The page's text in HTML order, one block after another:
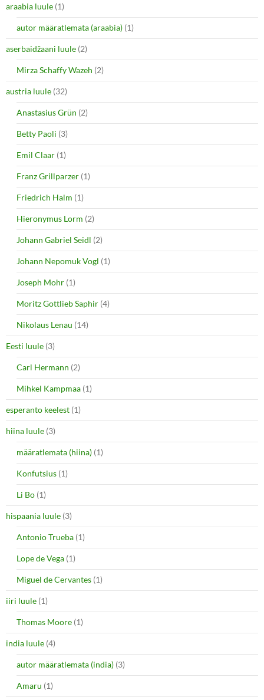
araabia luule (1)
autor määratlemata (araabia) (1)
aserbaidžaani luule (2)
Mirza Schaffy Wazeh (2)
austria luule (32)
Anastasius Grün (2)
Betty Paoli (3)
Emil Claar (1)
Franz Grillparzer (1)
Friedrich Halm (1)
Hieronymus Lorm (2)
Johann Gabriel Seidl (2)
Johann Nepomuk Vogl (1)
Joseph Mohr (1)
Moritz Gottlieb Saphir (4)
Nikolaus Lenau (14)
Eesti luule (3)
Carl Hermann (2)
Mihkel Kampmaa (1)
esperanto keelest (1)
hiina luule (3)
määratlemata (hiina) (1)
Konfutsius (1)
Li Bo (1)
hispaania luule (3)
Antonio Trueba (1)
Lope de Vega (1)
Miguel de Cervantes (1)
iiri luule (1)
Thomas Moore (1)
india luule (4)
autor määratlemata (india) (3)
Amaru (1)